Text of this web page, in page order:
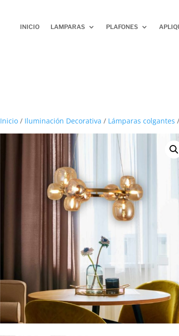
INICIO LAMPARAS PLAFONES
Inicio/ Iluminación Decorativa / Lámparas colgantes